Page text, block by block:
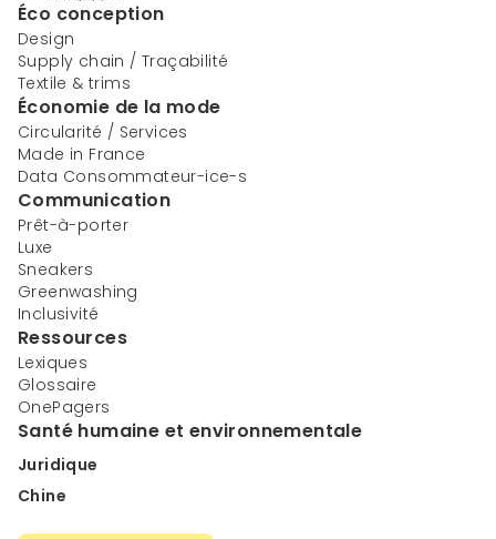
Éco conception
Design
Supply chain / Traçabilité
Textile & trims
Économie de la mode
Circularité / Services
Made in France
Data Consommateur-ice-s
Communication
Prêt-à-porter
Luxe
Sneakers
Greenwashing
Inclusivité
Ressources
Lexiques
Glossaire
OnePagers
Santé humaine et environnementale
Juridique
Chine